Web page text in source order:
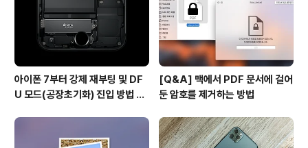
아이폰 7부터 강제 재부팅 및 DF
U 모드(공장초기화) 진입 방법 변
[Q&A] 맥에서 PDF 문서에 걸어
둔 암호를 제거하는 방법